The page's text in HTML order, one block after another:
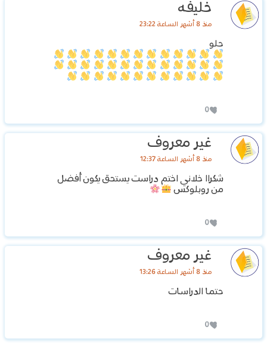
خليفه
منذ 8 أشهر الساعة 23:22
حلو
0
غير معروف
منذ 8 أشهر الساعة 12:37
شكراا خلاني اختم دراست يستحق يكون أفضل
من روبلوكس
0
غير معروف
منذ 8 أشهر الساعة 13:26
حتما الدراسات
0